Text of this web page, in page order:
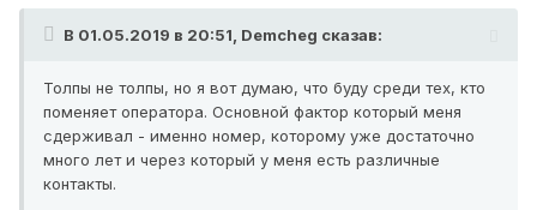
В 01.05.2019 в 20:51, Demcheg сказав:
Толпы не толпы, но я вот думаю, что буду среди тех, кто
поменяет оператора. Основной фактор который меня
сдерживал - именно номер, которому уже достаточно
много лет и через который у меня есть различные
контакты.